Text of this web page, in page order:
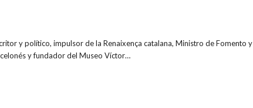
y político, impulsor de la Renaixença catalana, Ministro de Fomento y
y fundador del Museo Víctor…